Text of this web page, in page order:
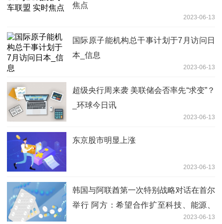
焦点
2023-06-13
国际原子能机构总干事计划于7月访问日
本_信息
2023-06-13
超级央行周来袭 美联储会否率先“求变”？
_环球今日讯
2023-06-13
东京股市明显上涨
2023-06-13
韩国与阿联酋第一次特别战略对话在首尔
举行 阿方：希望合作扩至科技、能源、
2023-06-13